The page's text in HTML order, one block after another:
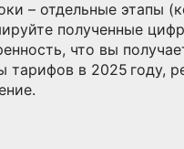
– отдельные этапы
полученные
что вы
тарифов в 2025 году,